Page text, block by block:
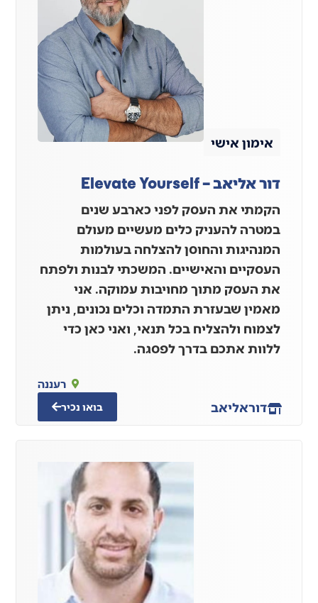
אימון אישי
דור אליאב – Elevate Yourself
הקמתי את העסק לפני כארבע שנים
במטרה להעניק כלים מעשיים מעולם
המנהיגות והחוסן להצלחה בעולמות
העסקיים והאישיים. המשכתי לבנות ולפתח
את העסק מתוך מחויבות עמוקה. אני
מאמין שבעזרת התמדה וכלים נכונים, ניתן
לצמוח ולהצליח בכל תנאי, ואני כאן כדי
ללוות אתכם בדרך לפסגה.
דוראליאב
רעננה
בואו נכיר